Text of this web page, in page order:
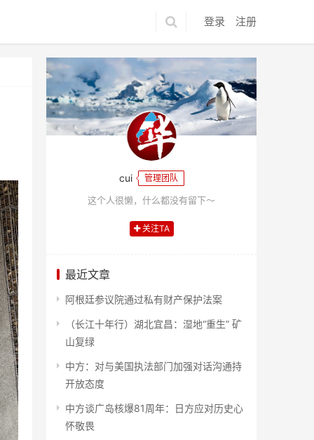
登录 注册
cui 管理团队
这个人很懒，什么都没有留下～
关注TA
最近文章
阿根廷参议院通过私有财产保护法案
（长江十年行）湖北宜昌：湿地“重生” 矿
山复绿
中方：对与美国执法部门加强对话沟通持
开放态度
中方谈广岛核爆81周年：日方应对历史心
怀敬畏